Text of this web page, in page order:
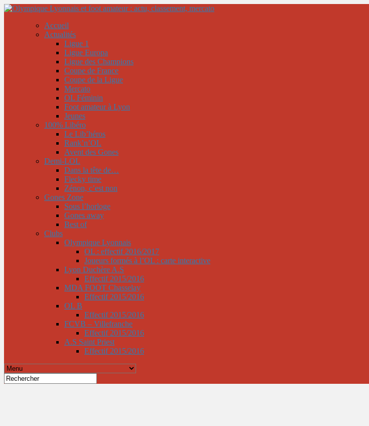
Accueil
Actualités
Ligue 1
Ligue Europa
Ligue des Champions
Coupe de France
Coupe de la Ligue
Mercato
OL Féminin
Foot amateur à Lyon
Jeunes
100% Libéro
Le Lib’héros
Rank’n’OL
Avent des Gones
Demi-LOL
Dans la tête de…
Flecky time
Zénon, c’est non
Gones Zone
Sous l’horloge
Gones away
Best of
Clubs
Olympique Lyonnais
OL : effectif 2016/2017
Joueurs formés à l’OL : carte interactive
Lyon Duchère A.S
Effectif 2015/2016
MDA FOOT Chasselay
Effectif 2015/2016
OL B
Effectif 2015/2016
FCVB – Villefranche
Effectif 2015/2016
A.S Saint Priest
Effectif 2015/2016